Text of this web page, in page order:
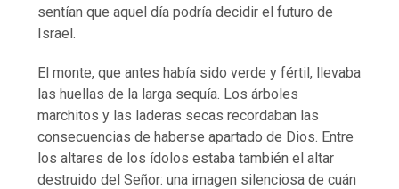
sentían que aquel día podría decidir el futuro de
Israel.
El monte, que antes había sido verde y fértil, llevaba
las huellas de la larga sequía. Los árboles
marchitos y las laderas secas recordaban las
consecuencias de haberse apartado de Dios. Entre
los altares de los ídolos estaba también el altar
destruido del Señor: una imagen silenciosa de cuán